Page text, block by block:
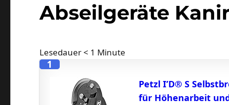
Abseilgeräte
Lesedauer < 1 Minute
1
Petzl I’D® S
für Höhenarbeit